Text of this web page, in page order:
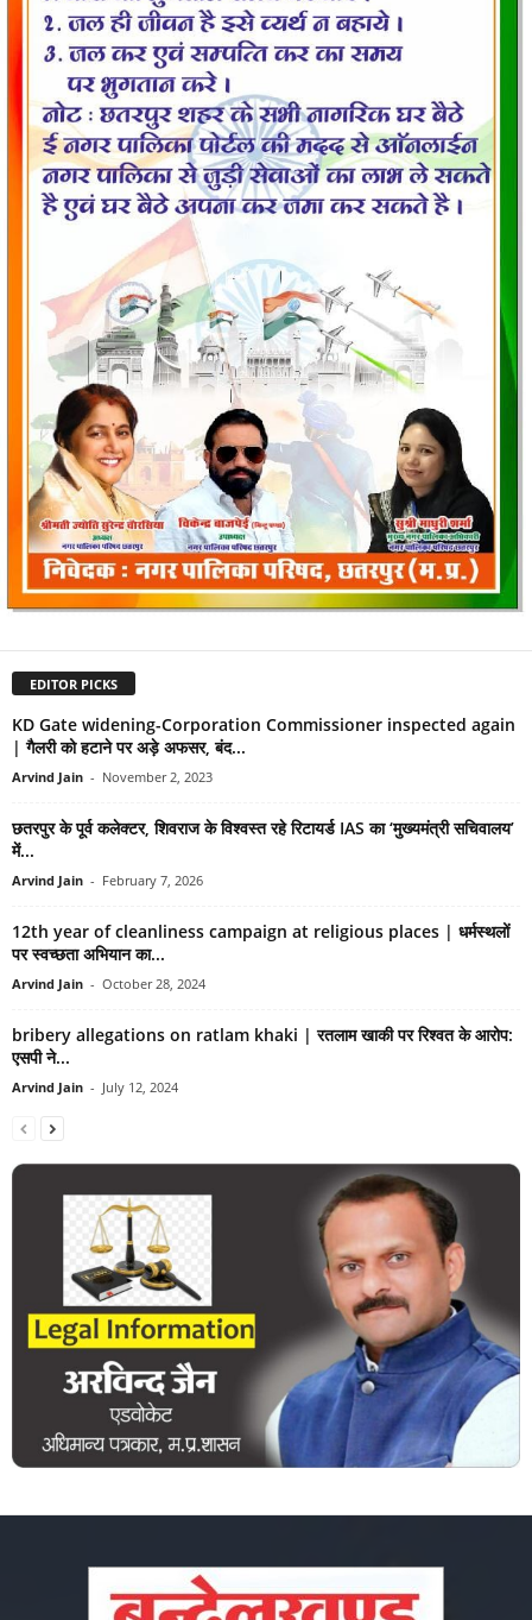
EDITOR PICKS
KD Gate widening-Corporation Commissioner inspected again
| गैलरी को हटाने पर अड़े अफसर, बंद...
Arvind Jain - November 2, 2023
छतरपुर के पूर्व कलेक्टर, शिवराज के विश्वस्त रहे रिटायर्ड IAS का ‘मुख्यमंत्री सचिवालय’
में...
Arvind Jain - February 7, 2026
12th year of cleanliness campaign at religious places | धर्मस्थलों
पर स्वच्छता अभियान का...
Arvind Jain - October 28, 2024
bribery allegations on ratlam khaki | रतलाम खाकी पर रिश्वत के आरोप:
एसपी ने...
Arvind Jain - July 12, 2024